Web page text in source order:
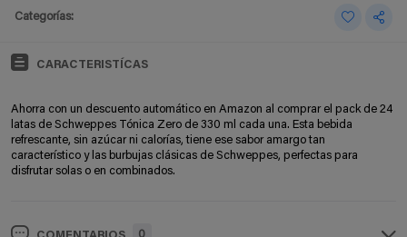
Categorías:
CARACTERISTÍCAS
Ahorra con un descuento automático en Amazon al comprar el pack de 24
latas de Schweppes Tónica Zero de 330 ml cada una. Esta bebida
refrescante, sin azúcar ni calorías, tiene ese sabor amargo tan
característico y las burbujas clásicas de Schweppes, perfectas para
disfrutar solas o en combinados.
0